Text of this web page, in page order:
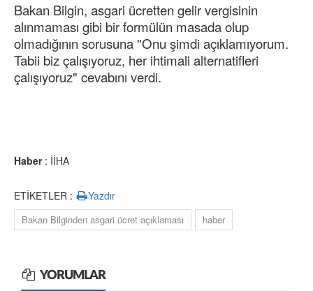
Bakan Bilgin, asgari ücretten gelir vergisinin
alınmaması gibi bir formülün masada olup
olmadığının sorusuna "Onu şimdi açıklamıyorum.
Tabii biz çalışıyoruz, her ihtimali alternatifleri
çalışıyoruz" cevabını verdi.
Haber: İİHA
ETİKETLER : Yazdır
Bakan Bilginden asgari ücret açıklaması haber
YORUMLAR